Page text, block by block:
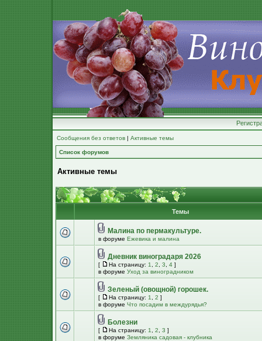
Сообщения без ответов | Активные темы
Список форумов
Активные темы
Темы
Малина по пермакультуре.
в форуме Ежевика и малина
Дневник виноградаря 2026
[ На страницу: 1 2 3 4 ]
в форуме Уход за виноградником
Зеленый (овощной) горошек.
[ На страницу: 1 2 ]
в форуме Что посадим в междурядья?
Болезни
[ На страницу: 1 2 3 ]
в форуме Земляника садовая - клубника